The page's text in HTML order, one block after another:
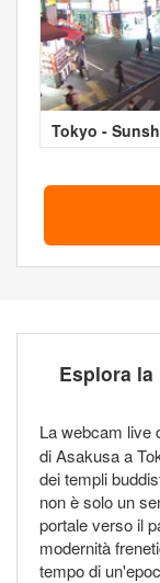
Tokyo -
Esplora la
La webcam live
di Asakusa a
dei templi
non è solo un
portale verso il
modernità
tempo di